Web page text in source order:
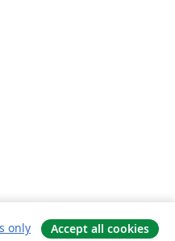
only Accept all cookies